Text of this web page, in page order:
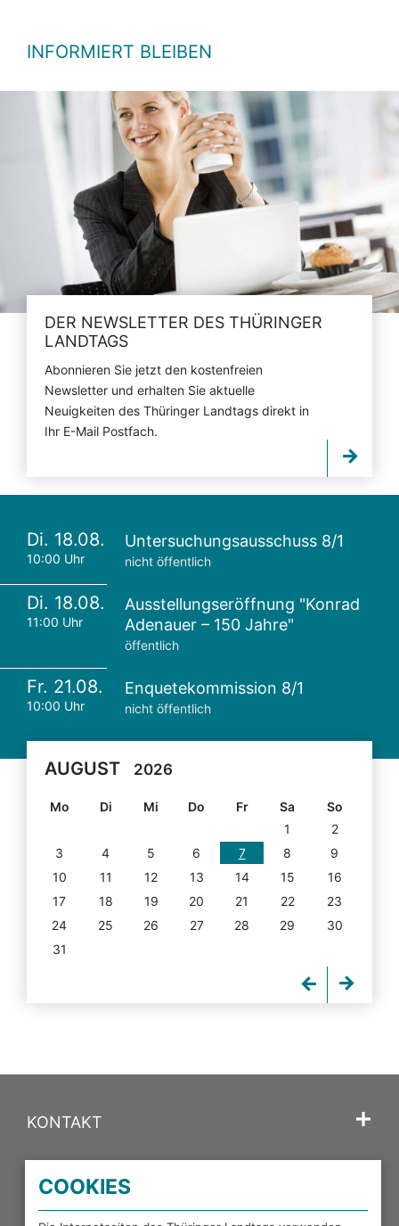
INFORMIERT BLEIBEN
DER NEWSLETTER DES THÜRINGER
LANDTAGS
Abonnieren Sie jetzt den kostenfreien
Newsletter und erhalten Sie aktuelle
Neuigkeiten des Thüringer Landtags direkt in
Ihr E-Mail Postfach.
Di. 18.08.
10:00 Uhr
Untersuchungsausschuss 8/1
nicht öffentlich
Di. 18.08.
11:00 Uhr
Ausstellungseröffnung "Konrad
Adenauer – 150 Jahre"
öffentlich
Fr. 21.08.
10:00 Uhr
Enquetekommission 8/1
nicht öffentlich
AUGUST 2026
Mo Di Mi Do Fr Sa
So
1
2
3
4 5 6 7 8
9
10
11 12 13 14 15
16
17
18 19 20 21 22
23
24
25 26 27 28 29
30
31
KONTAKT
COOKIES